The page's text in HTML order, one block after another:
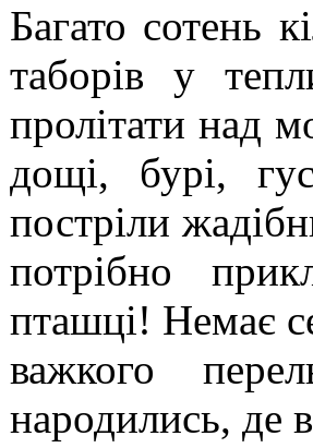
Багато сотень
таборів у
пролітати над
дощі, бурі,
постріли
потрібно
пташці! Немає
важкого
народились, де